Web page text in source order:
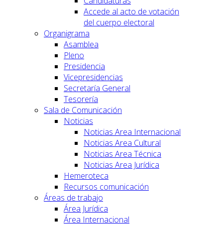
Accede al acto de votación
del cuerpo electoral
Organigrama
Asamblea
Pleno
Presidencia
Vicepresidencias
Secretaría General
Tesorería
Sala de Comunicación
Noticias
Noticias Area Internacional
Noticias Area Cultural
Noticias Area Técnica
Noticias Area Jurídica
Hemeroteca
Recursos comunicación
Áreas de trabajo
Área Jurídica
Área Internacional